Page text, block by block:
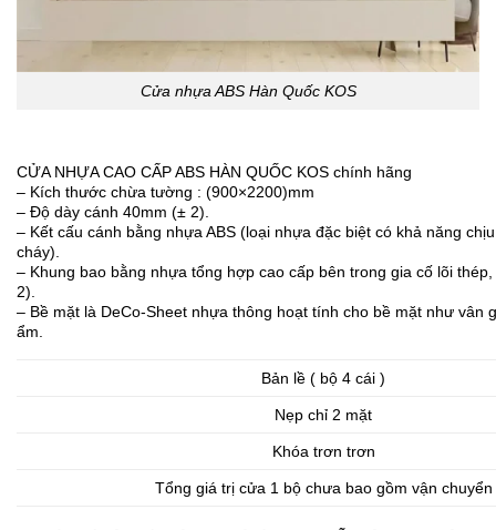
Cửa nhựa ABS Hàn Quốc KOS
CỬA NHỰA CAO CẤP ABS HÀN QUỐC KOS chính hãng
– Kích thước chừa tường : (900×2200)mm
– Độ dày cánh 40mm (± 2).
– Kết cấu cánh bằng nhựa ABS (loại nhựa đặc biệt có khả năng
cháy).
– Khung bao bằng nhựa tổng hợp cao cấp bên trong gia cố lõi
2).
– Bề mặt là DeCo-Sheet nhựa thông hoạt tính cho bề mặt như vân
ẩm.
Bản lề ( bộ 4 cái )
Nẹp chỉ 2 mặt
Khóa trơn trơn
Tổng giá trị cửa 1 bộ chưa bao gồm vận chuyển